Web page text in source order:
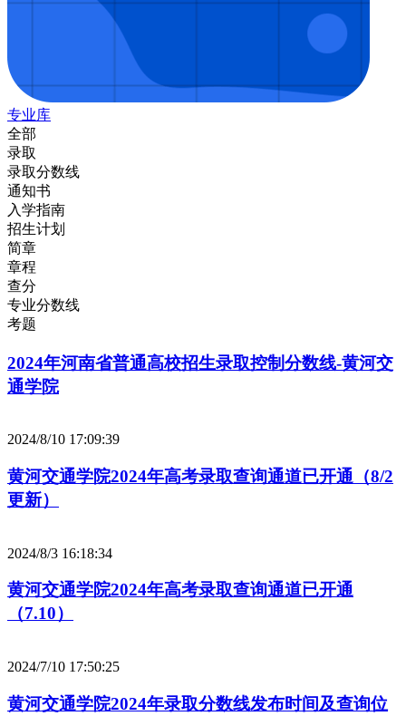
专业库
全部
录取
录取分数线
通知书
入学指南
招生计划
简章
章程
查分
专业分数线
考题
2024年河南省普通高校招生录取控制分数线-黄河交
通学院
2024/8/10 17:09:39
黄河交通学院2024年高考录取查询通道已开通（8/2
更新）
2024/8/3 16:18:34
黄河交通学院2024年高考录取查询通道已开通
（7.10）
2024/7/10 17:50:25
黄河交通学院2024年录取分数线发布时间及查询位